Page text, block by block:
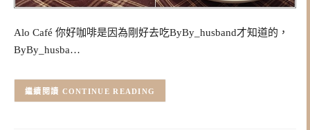
Alo Café 你好咖啡是因為剛好去吃ByBy_husband才知道的，
ByBy_husba…
CONTINUE READING